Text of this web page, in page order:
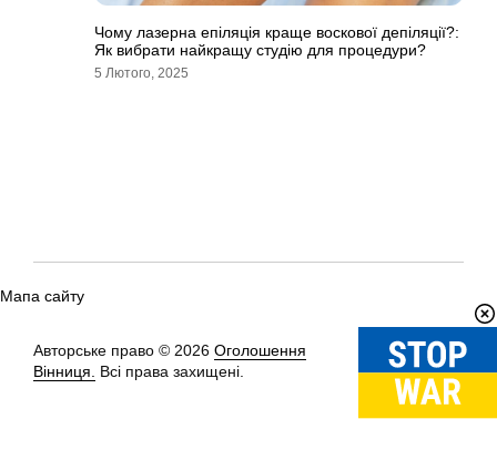
Чому лазерна епіляція краще воскової депіляції?:
Як вибрати найкращу студію для процедури?
5 Лютого, 2025
Мапа сайту
Авторське право © 2026 Оголошення
Вінниця.
Всі права захищені.
Вгору↑